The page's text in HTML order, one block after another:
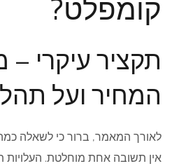
תקציר עיקרי
המחיר ועל
לאורך המאמר, ברור כי לשאלה
אין תשובה אחת מוחלטת. העלויות